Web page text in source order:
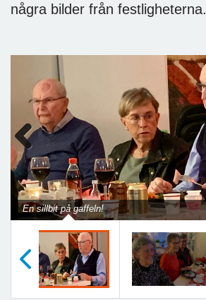
några bilder från festligheterna.
En sillbit på gaffeln!
Previous